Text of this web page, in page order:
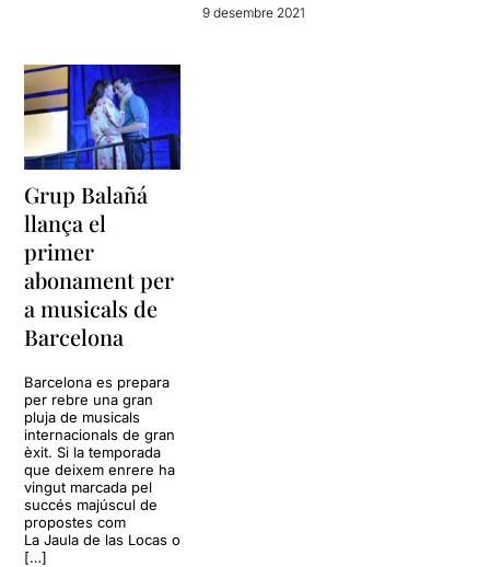
9 desembre 2021
Grup Balañá
llança el
primer
abonament per
a musicals de
Barcelona
Barcelona es prepara
per rebre una gran
pluja de musicals
internacionals de gran
èxit. Si la temporada
que deixem enrere ha
vingut marcada pel
succés majúscul de
propostes com
La Jaula de las Locas o
[…]